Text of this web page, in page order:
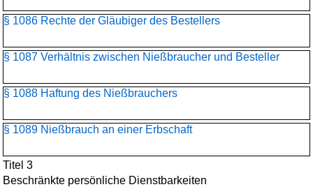
§ 1086 Rechte der Gläubiger des Bestellers
§ 1087 Verhältnis zwischen Nießbraucher und Besteller
§ 1088 Haftung des Nießbrauchers
§ 1089 Nießbrauch an einer Erbschaft
Titel 3
Beschränkte persönliche Dienstbarkeiten